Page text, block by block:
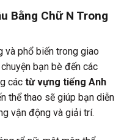
Bằng Chữ N Trong
và phổ biến trong giao
bạn bè đến các
các từ vựng tiếng Anh
thể thao sẽ giúp bạn diễn
vận động và giải trí.